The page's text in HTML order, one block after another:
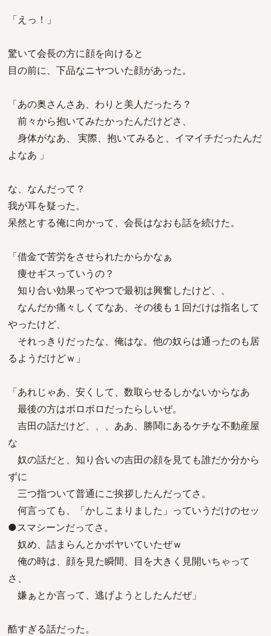
「えっ！」
驚いて会長の方に顔を向けると
目の前に、下品なニヤついた顔があった。
「あの奥さんさあ、わりと美人だったろ？
前々から抱いてみたかったんだけどさ、
身体がなあ、 実際、抱いてみると、イマイチだったんだ
よなあ 」
な、なんだって？
我が耳を疑った。
呆然とする俺に向かって、会長はなおも話を続けた。
「借金で苦労をさせられたからかなぁ
痩せギスっていうの？
知り合い効果ってやつで最初は興奮したけど、、
なんだか痛々しくてなあ、その後も１回だけは指名して
やったけど、
それっきりだったな、俺はな。他の奴らは通ったのも居
るようだけどｗ」
「あれじゃあ、安くして、数取らせるしかないからなあ
最後の方はボロボロだったらしいぜ。
吉田の話だけど、、、ああ、勝鬨にあるケチな不動産屋
な
奴の話だと、知り合いの吉田の顔を見ても誰だか分から
ずに
三つ指ついて普通にご挨拶したんだってさ。
何言っても、「かしこまりました」っていうだけのセッ
●スマシーンだってさ。
奴め、詰まらんとかボヤいていたぜｗ
俺の時は、顔を見た瞬間、目を大きく見開いちゃって
さ、
嫌ぁとか言って、逃げようとしたんだぜ」
酷すぎる話だった。